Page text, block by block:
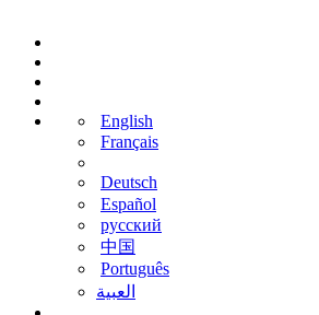
English
Français
Deutsch
Español
русский
中国
Português
‫العبية